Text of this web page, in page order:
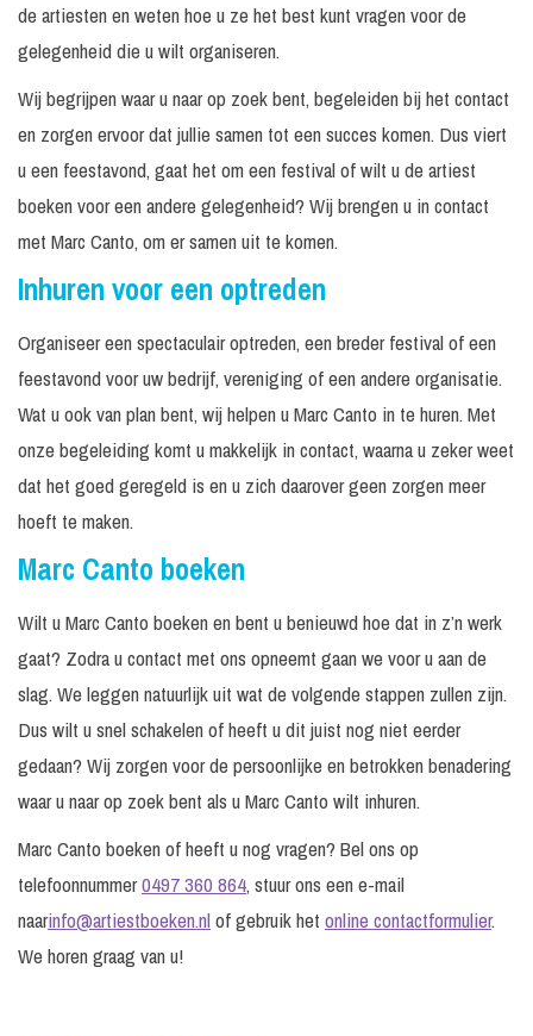
de artiesten en weten hoe u ze het best kunt vragen voor de
gelegenheid die u wilt organiseren.
Wij begrijpen waar u naar op zoek bent, begeleiden bij het contact
en zorgen ervoor dat jullie samen tot een succes komen. Dus viert
u een feestavond, gaat het om een festival of wilt u de artiest
boeken voor een andere gelegenheid? Wij brengen u in contact
met Marc Canto, om er samen uit te komen.
Inhuren voor een optreden
Organiseer een spectaculair optreden, een breder festival of een
feestavond voor uw bedrijf, vereniging of een andere organisatie.
Wat u ook van plan bent, wij helpen u Marc Canto in te huren. Met
onze begeleiding komt u makkelijk in contact, waarna u zeker weet
dat het goed geregeld is en u zich daarover geen zorgen meer
hoeft te maken.
Marc Canto boeken
Wilt u Marc Canto boeken en bent u benieuwd hoe dat in z’n werk
gaat? Zodra u contact met ons opneemt gaan we voor u aan de
slag. We leggen natuurlijk uit wat de volgende stappen zullen zijn.
Dus wilt u snel schakelen of heeft u dit juist nog niet eerder
gedaan? Wij zorgen voor de persoonlijke en betrokken benadering
waar u naar op zoek bent als u Marc Canto wilt inhuren.
Marc Canto boeken of heeft u nog vragen? Bel ons op
telefoonnummer0497 360 864, stuur ons een e-mail
naarinfo@artiestboeken.nlof gebruik het online contactformulier.
We horen graag van u!